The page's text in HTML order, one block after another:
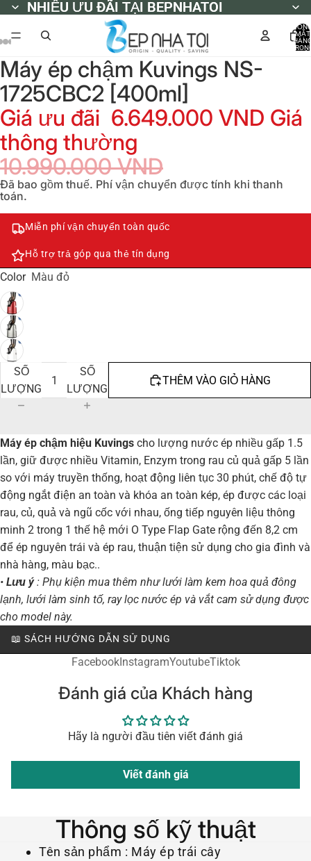
NHIỀU ƯU ĐÃI TẠI BEPNHATOI
NHIỀU ƯU ĐÃI TẠI BEPNHATOI
MẶT
Máy ép chậm Kuvings NS-
1725CBC2 [400ml]
Giá ưu đãi 6.649.000 VND Giá
thông thường
10.990.000 VND
Đã bao gồm thuế. Phí vận chuyển được tính khi thanh
toán.
Miễn phí vận chuyển toàn quốc
Hỗ trợ trả góp qua thẻ tín dụng
Color Màu đỏ
GIẢM
SỐ
LƯỢNG
SỐ
LƯỢNG
THÊM VÀO GIỎ HÀNG
Máy ép chậm hiệu Kuvings cho lượng nước ép nhiều gấp 1.5
lần, giữ được nhiều Vitamin, Enzym trong rau củ quả gấp 5 lần
so với máy truyền thống, hoạt động liên tục 30 phút, chế độ tự
động ngắt điện an toàn và khóa an toàn kép, ép được các loại
rau, củ, quả và ngũ cốc với nhau, ống tiếp nguyên liệu thông
minh 2 trong 1 thế hệ mới O Type Flap Gate rộng đến 8,2 cm
để ép nguyên trái và ép rau, thuận tiện sử dụng cho gia đình và
nhà hàng, màu bạc..
• Lưu ý: Phụ kiện mua thêm như lưới làm kem hoa quả đông
lạnh, lưới làm sinh tố, ray lọc nước ép và vắt cam sử dụng được
cho model này.
📖 SÁCH HƯỚNG DẪN SỬ DỤNG
FacebookInstagramYoutubeTiktok
Đánh giá của Khách hàng
Hãy là người đầu tiên viết đánh giá
Viết đánh giá
Thông số kỹ thuật
Tên sản phẩm : Máy ép trái cây